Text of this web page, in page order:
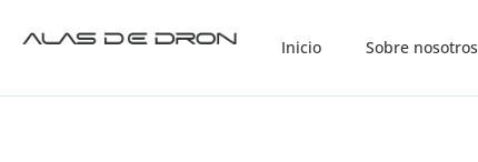
Inicio Sobre nosotros